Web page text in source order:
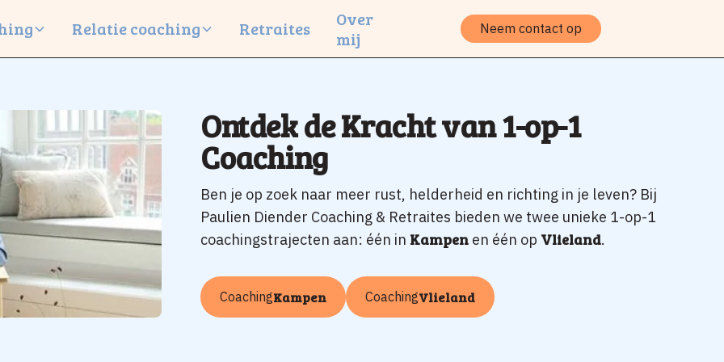
Relatie coaching Retraites
Over
mij
Neem contact op
Ontdek de Kracht van 1-op-1
Coaching
Ben je op zoek naar meer rust, helderheid en richting in je leven? Bij
Paulien Diender Coaching & Retraites bieden we twee unieke 1-op-1
coachingstrajecten aan: één in Kampen en één op Vlieland.
CoachingKampen CoachingVlieland